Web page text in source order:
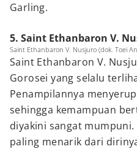
Garling.
5. Saint Ethanbaron V.
Saint Ethanbaron V. Nusjuro (dok. Toei
Saint Ethanbaron V.
Gorosei yang selalu
Penampilannya
sehingga kemampuan
diyakini sangat
paling menarik dari